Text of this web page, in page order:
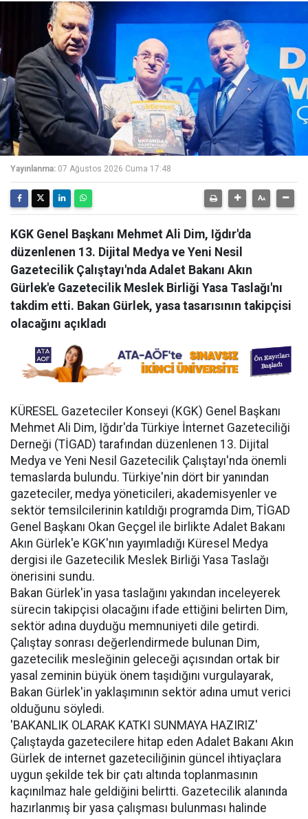
Yayınlanma: 07 Ağustos 2026 Cuma 17:48
KGK Genel Başkanı Mehmet Ali Dim, Iğdır'da
düzenlenen 13. Dijital Medya ve Yeni Nesil
Gazetecilik Çalıştayı'nda Adalet Bakanı Akın
Gürlek'e Gazetecilik Meslek Birliği Yasa Taslağı'nı
takdim etti. Bakan Gürlek, yasa tasarısının takipçisi
olacağını açıkladı
KÜRESEL Gazeteciler Konseyi (KGK) Genel Başkanı
Mehmet Ali Dim, Iğdır'da Türkiye İnternet Gazeteciliği
Derneği (TİGAD) tarafından düzenlenen 13. Dijital
Medya ve Yeni Nesil Gazetecilik Çalıştayı'nda önemli
temaslarda bulundu. Türkiye'nin dört bir yanından
gazeteciler, medya yöneticileri, akademisyenler ve
sektör temsilcilerinin katıldığı programda Dim, TİGAD
Genel Başkanı Okan Geçgel ile birlikte Adalet Bakanı
Akın Gürlek'e KGK'nın yayımladığı Küresel Medya
dergisi ile Gazetecilik Meslek Birliği Yasa Taslağı
önerisini sundu.
Bakan Gürlek'in yasa taslağını yakından inceleyerek
sürecin takipçisi olacağını ifade ettiğini belirten Dim,
sektör adına duyduğu memnuniyeti dile getirdi.
Çalıştay sonrası değerlendirmede bulunan Dim,
gazetecilik mesleğinin geleceği açısından ortak bir
yasal zeminin büyük önem taşıdığını vurgulayarak,
Bakan Gürlek'in yaklaşımının sektör adına umut verici
olduğunu söyledi.
'BAKANLIK OLARAK KATKI SUNMAYA HAZIRIZ'
Çalıştayda gazetecilere hitap eden Adalet Bakanı Akın
Gürlek de internet gazeteciliğinin güncel ihtiyaçlara
uygun şekilde tek bir çatı altında toplanmasının
kaçınılmaz hale geldiğini belirtti. Gazetecilik alanında
hazırlanmış bir yasa çalışması bulunması halinde